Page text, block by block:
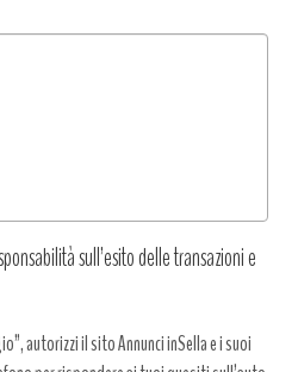
sull’esito delle transazioni e
autorizzi il sito Annunci inSella e i suoi